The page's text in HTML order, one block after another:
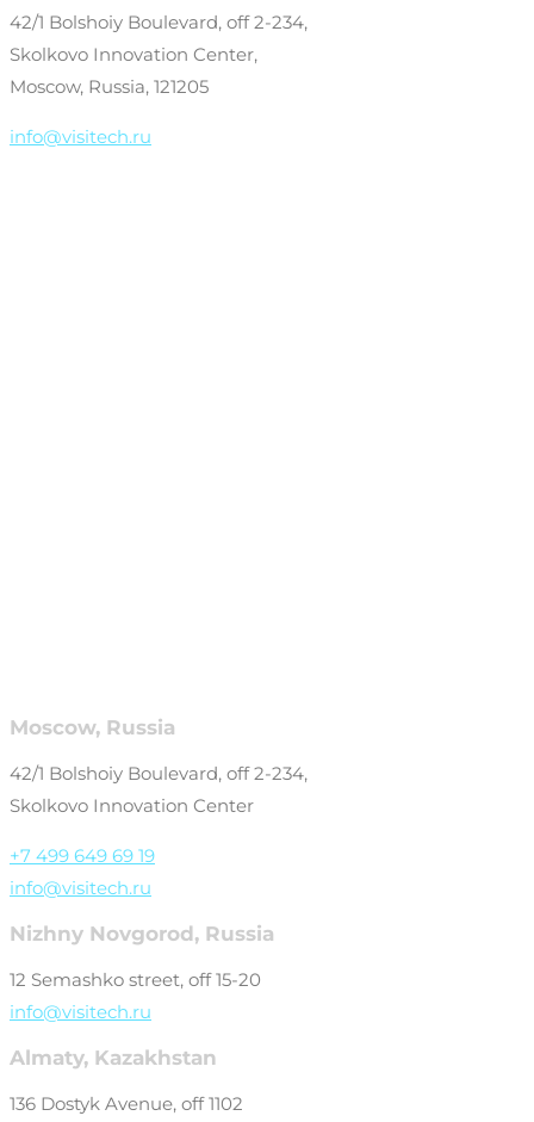
42/1 Bolshoiy Boulevard, off 2-234,
Skolkovo Innovation Center,
Moscow, Russia, 121205
info@visitech.ru
Moscow, Russia
42/1 Bolshoiy Boulevard, off 2-234,
Skolkovo Innovation Center
+7 499 649 69 19
info@visitech.ru
Nizhny Novgorod, Russia
12 Semashko street, off 15-20
info@visitech.ru
Almaty, Kazakhstan
136 Dostyk Avenue, off 1102